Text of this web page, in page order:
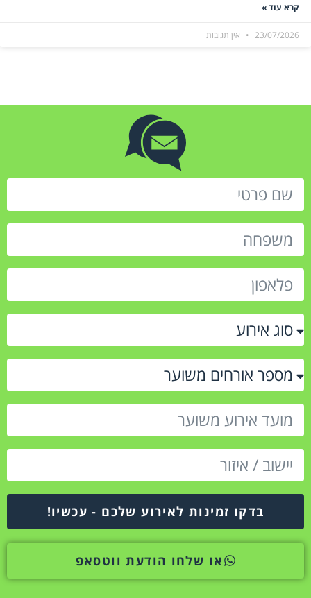
קרא עוד »
23/07/2026 אין תגובות
בדקו זמינות לאירוע שלכם - עכשיו!
או שלחו הודעת ווטסאפ